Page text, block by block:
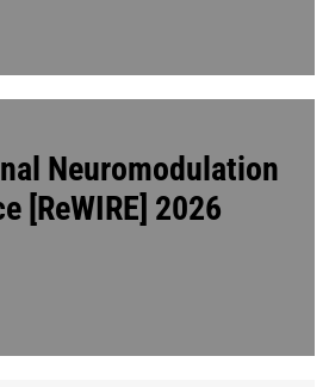
Neuromodulation
[ReWIRE] 2026